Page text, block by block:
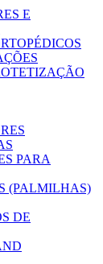
E
PARA
(PALMILHAS)
DE